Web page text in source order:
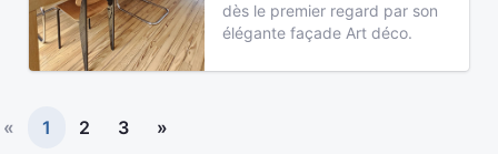
dès le premier regard par son
élégante façade Art déco.
« 1 2 3 »